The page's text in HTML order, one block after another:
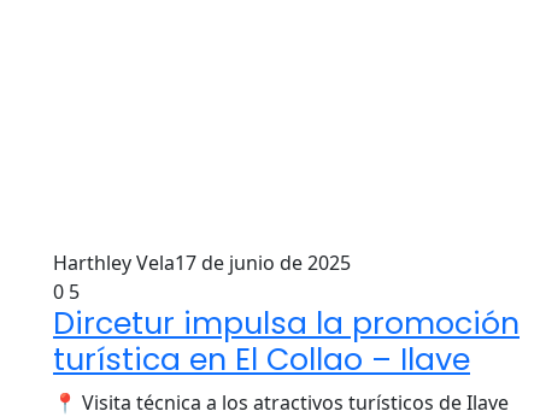
Harthley Vela17 de junio de 2025
0 5
Dircetur impulsa la promoción
turística en El Collao – Ilave
📍 Visita técnica a los atractivos turísticos de Ilave